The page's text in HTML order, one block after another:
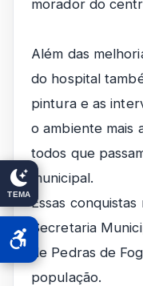
TEMA
morador do
Além das
do hospital
pintura e as
o ambiente mais
todos que
municipal.
Essas
Secretaria
de Pedras de
população.